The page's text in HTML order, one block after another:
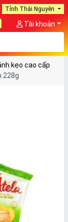
Tỉnh Thái Nguyên
Tài khoản
kẹo cao cấp
228g